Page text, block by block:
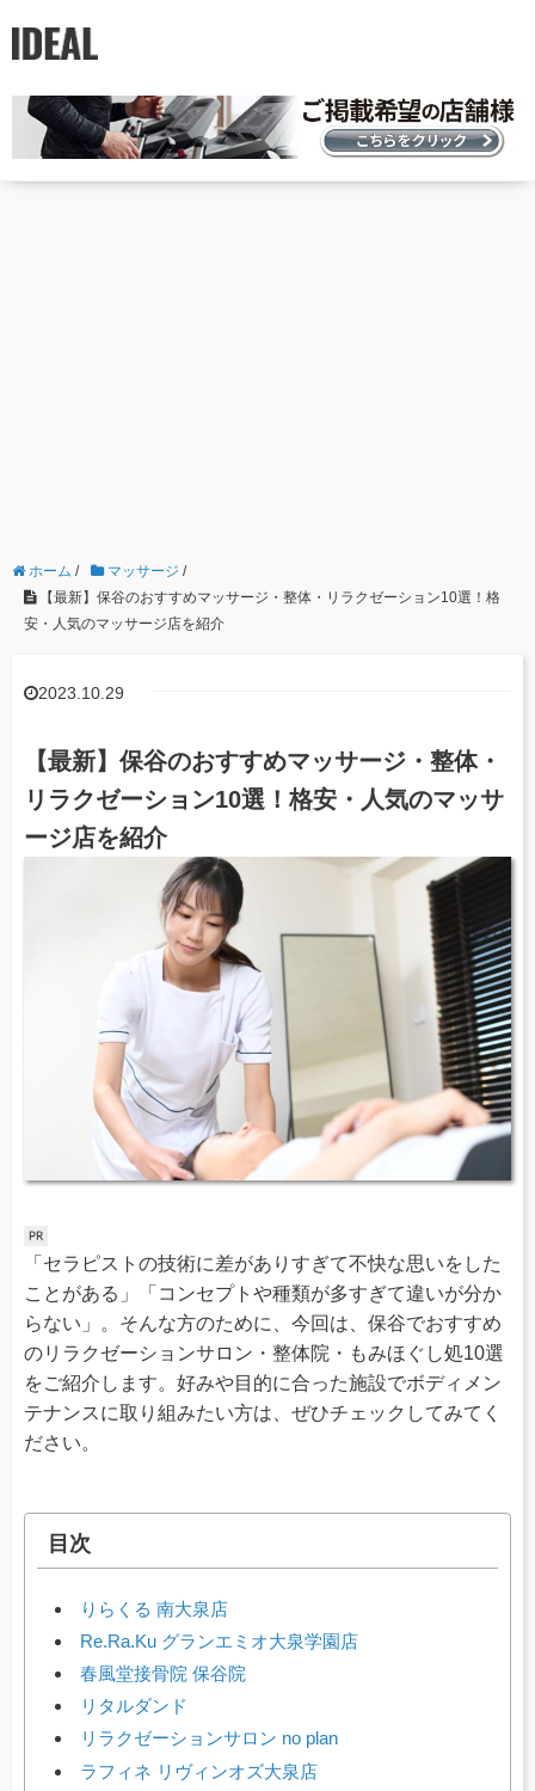
ホーム / マッサージ /
【最新】保谷のおすすめマッサージ・整体・リラクゼーション10選！格
安・人気のマッサージ店を紹介
2023.10.29
【最新】保谷のおすすめマッサージ・整体・
リラクゼーション10選！格安・人気のマッサ
ージ店を紹介
「セラピストの技術に差がありすぎて不快な思いをした
ことがある」「コンセプトや種類が多すぎて違いが分か
らない」。そんな方のために、今回は、保谷でおすすめ
のリラクゼーションサロン・整体院・もみほぐし処10選
をご紹介します。好みや目的に合った施設でボディメン
テナンスに取り組みたい方は、ぜひチェックしてみてく
ださい。
目次
りらくる 南大泉店
Re.Ra.Ku グランエミオ大泉学園店
春風堂接骨院 保谷院
リタルダンド
リラクゼーションサロン no plan
ラフィネ リヴィンオズ大泉店